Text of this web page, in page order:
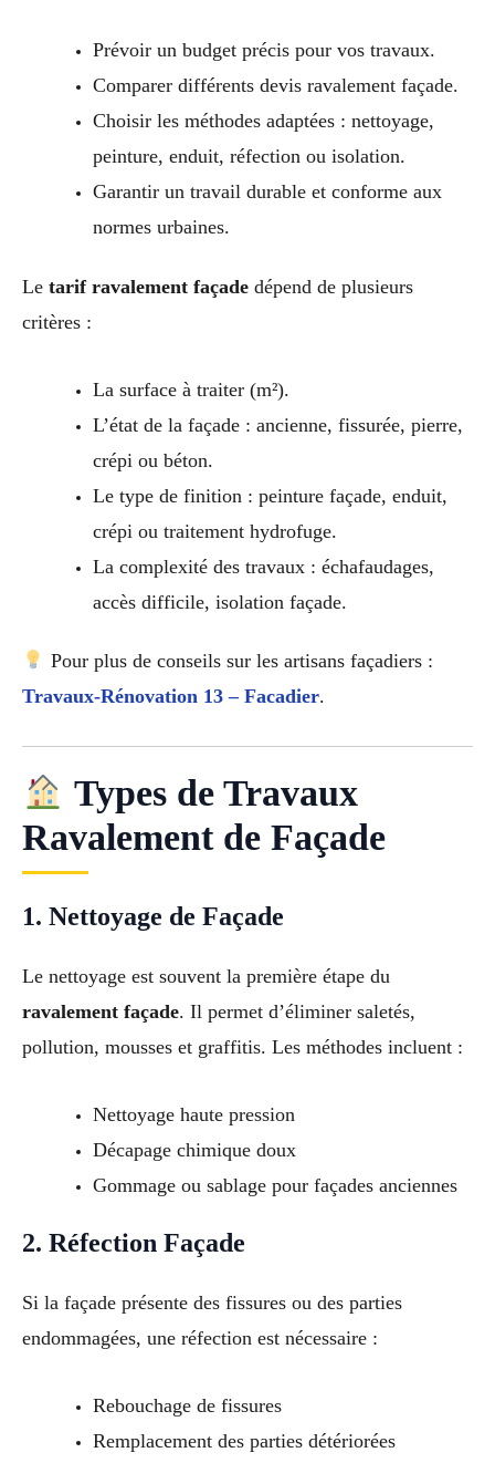
Prévoir un budget précis pour vos travaux.
Comparer différents devis ravalement façade.
Choisir les méthodes adaptées : nettoyage,
peinture, enduit, réfection ou isolation.
Garantir un travail durable et conforme aux
normes urbaines.
Le tarif ravalement façade dépend de plusieurs
critères :
La surface à traiter (m²).
L’état de la façade : ancienne, fissurée, pierre,
crépi ou béton.
Le type de finition : peinture façade, enduit,
crépi ou traitement hydrofuge.
La complexité des travaux : échafaudages,
accès difficile, isolation façade.
Pour plus de conseils sur les artisans façadiers :
Travaux-Rénovation 13 – Facadier.
Types de Travaux
Ravalement de Façade
1. Nettoyage de Façade
Le nettoyage est souvent la première étape du
ravalement façade. Il permet d’éliminer saletés,
pollution, mousses et graffitis. Les méthodes incluent :
Nettoyage haute pression
Décapage chimique doux
Gommage ou sablage pour façades anciennes
2. Réfection Façade
Si la façade présente des fissures ou des parties
endommagées, une réfection est nécessaire :
Rebouchage de fissures
Remplacement des parties détériorées